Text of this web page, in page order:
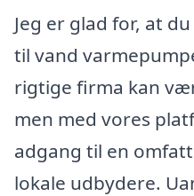
Jeg er glad for, at
til vand
rigtige firma kan
men med vores
adgang til en
lokale udbydere.